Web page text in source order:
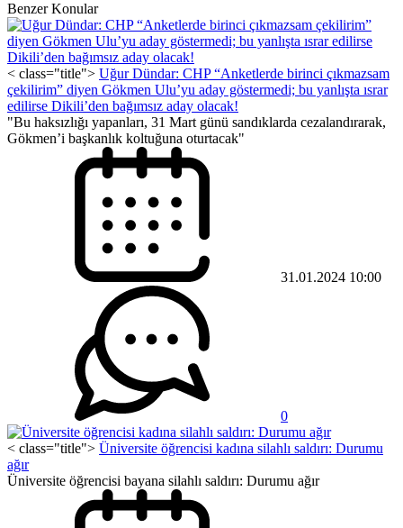
Benzer Konular
< class="title"> Uğur Dündar: CHP “Anketlerde birinci çıkmazsam
çekilirim” diyen Gökmen Ulu’yu aday göstermedi; bu yanlışta ısrar
edilirse Dikili’den bağımsız aday olacak!
"Bu haksızlığı yapanları, 31 Mart günü sandıklarda cezalandırarak,
Gökmen’i başkanlık koltuğuna oturtacak"
31.01.2024 10:00
0
< class="title"> Üniversite öğrencisi kadına silahlı saldırı: Durumu
ağır
Üniversite öğrencisi bayana silahlı saldırı: Durumu ağır